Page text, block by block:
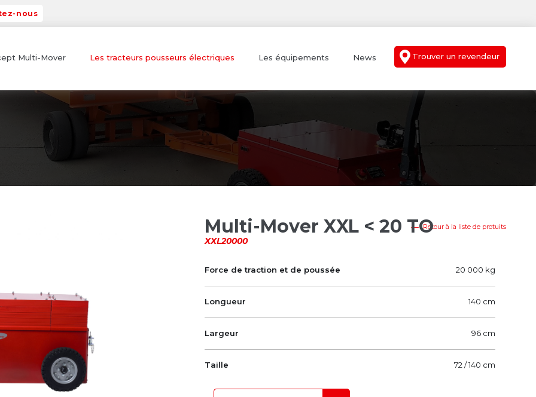
nous
Multi-Mover Les tracteurs pousseurs électriques Les équipements News Trouver un revendeur
Retour à la liste de protuits
Multi-Mover XXL < 20 TO
XXL20000
Force de traction et de poussée 20 000 kg
Longueur 140 cm
Largeur 96 cm
Taille 72 / 140 cm